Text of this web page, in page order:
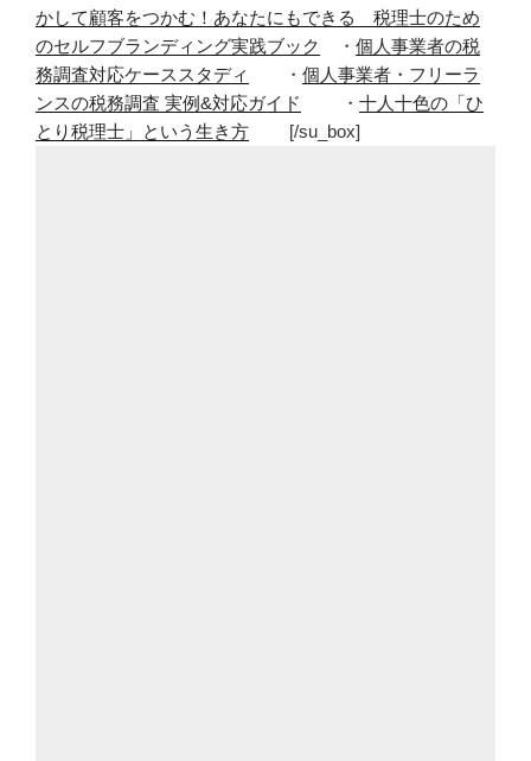
かして顧客をつかむ！あなたにもできる 税理士のため
のセルフブランディング実践ブック
・ 個人事業者の税
務調査対応ケーススタディ
・ 個人事業者・フリーラ
ンスの税務調査 実例&対応ガイド
・ 十人十色の「ひ
とり税理士」という生き方 [/su_box]